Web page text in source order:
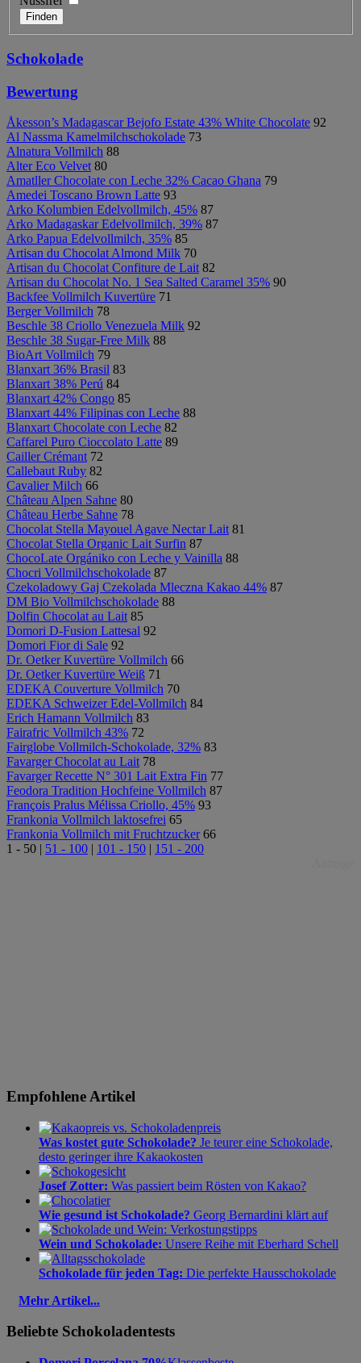
Schokolade
Bewertung
Åkesson’s Madagascar Bejofo Estate 43% White Chocolate 92
Al Nassma Kamelmilchschokolade 73
Alnatura Vollmilch 88
Alter Eco Velvet 80
Amatller Chocolate con Leche 32% Cacao Ghana 79
Amedei Toscano Brown Latte 93
Arko Kolumbien Edelvollmilch, 45% 87
Arko Madagaskar Edelvollmilch, 39% 87
Arko Papua Edelvollmilch, 35% 85
Artisan du Chocolat Almond Milk 70
Artisan du Chocolat Confiture de Lait 82
Artisan du Chocolat No. 1 Sea Salted Caramel 35% 90
Backfee Vollmilch Kuvertüre 71
Berger Vollmilch 78
Beschle 38 Criollo Venezuela Milk 92
Beschle 38 Sugar-Free Milk 88
BioArt Vollmilch 79
Blanxart 36% Brasil 83
Blanxart 38% Perú 84
Blanxart 42% Congo 85
Blanxart 44% Filipinas con Leche 88
Blanxart Chocolate con Leche 82
Caffarel Puro Cioccolato Latte 89
Cailler Crémant 72
Callebaut Ruby 82
Cavalier Milch 66
Château Alpen Sahne 80
Château Herbe Sahne 78
Chocolat Stella Mayouel Agave Nectar Lait 81
Chocolat Stella Organic Lait Surfin 87
ChocoLate Orgániko con Leche y Vainilla 88
Chocri Vollmilchschokolade 87
Czekoladowy Gaj Czekolada Mleczna Kakao 44% 87
DM Bio Vollmilchschokolade 88
Dolfin Chocolat au Lait 85
Domori D-Fusion Lattesal 92
Domori Fior di Sale 92
Dr. Oetker Kuvertüre Vollmilch 66
Dr. Oetker Kuvertüre Weiß 71
EDEKA Couverture Vollmilch 70
EDEKA Schweizer Edel-Vollmilch 84
Erich Hamann Vollmilch 83
Fairafric Vollmilch 43% 72
Fairglobe Vollmilch-Schokolade, 32% 83
Favarger Chocolat au Lait 78
Favarger Recette N° 301 Lait Extra Fin 77
Feodora Tradition Hochfeine Vollmilch 87
François Pralus Mélissa Criollo, 45% 93
Frankonia Vollmilch laktosefrei 65
Frankonia Vollmilch mit Fruchtzucker 66
1 - 50 | 51 - 100 | 101 - 150 | 151 - 200
Empfohlene Artikel
Was kostet gute Schokolade? Je teurer eine Schokolade,
desto geringer ihre Kakaokosten
Josef Zotter: Was passiert beim Rösten von Kakao?
Wie gesund ist Schokolade? Georg Bernardini klärt auf
Wein und Schokolade: Unsere Reihe mit Eberhard Schell
Schokolade für jeden Tag: Die perfekte Hausschokolade
Mehr Artikel...
Beliebte Schokoladentests